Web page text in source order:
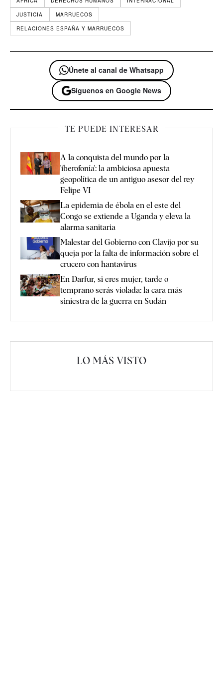
JUSTICIA
MARRUECOS
RELACIONES ESPAÑA Y MARRUECOS
Únete al canal de Whatsapp
Síguenos en Google News
TE PUEDE INTERESAR
A la conquista del mundo por la
'iberofonía': la ambiciosa apuesta
geopolítica de un antiguo asesor del rey
Felipe VI
La epidemia de ébola en el este del
Congo se extiende a Uganda y eleva la
alarma sanitaria
Malestar del Gobierno con Clavijo por su
queja por la falta de información sobre el
crucero con hantavirus
En Darfur, si eres mujer, tarde o
temprano serás violada: la cara más
siniestra de la guerra en Sudán
LO MÁS VISTO